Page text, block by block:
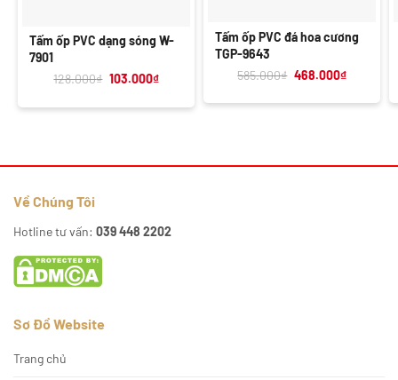
Tấm ốp PVC dạng sóng W-
7901
128.000₫ Giá
128.000₫.
103.000₫Giá
là:
Tấm ốp PVC đá hoa cương
TGP-9643
585.000₫ Giá
585.000₫.
468.000₫Giá
là:
Về Chúng Tôi
Hotline tư vấn: 039 448 2202
Sơ Đồ Website
Trang chủ